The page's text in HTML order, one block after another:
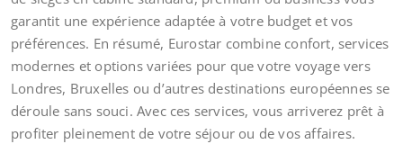
garantit une expérience adaptée à votre budget et vos
préférences. En résumé, Eurostar combine confort, services
modernes et options variées pour que votre voyage vers
Londres, Bruxelles ou d’autres destinations européennes se
déroule sans souci. Avec ces services, vous arriverez prêt à
profiter pleinement de votre séjour ou de vos affaires.